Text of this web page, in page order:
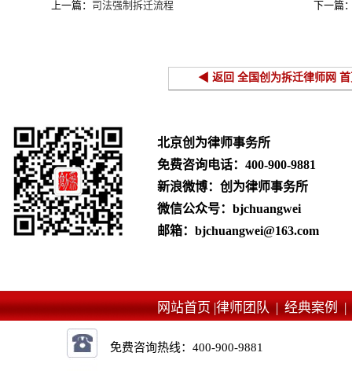
上一篇： 司法强制拆迁流程 下一篇
◀ 返回 全国创为拆迁律师网
北京创为律师事务所
免费咨询电话： 400-900-9881
新浪微博：创为律师事务所
微信公众号：bjchuangwei
邮箱：bjchuangwei@163.com
网站首页 |律师团队 |经典案例
免费咨询热线：400-900-9881